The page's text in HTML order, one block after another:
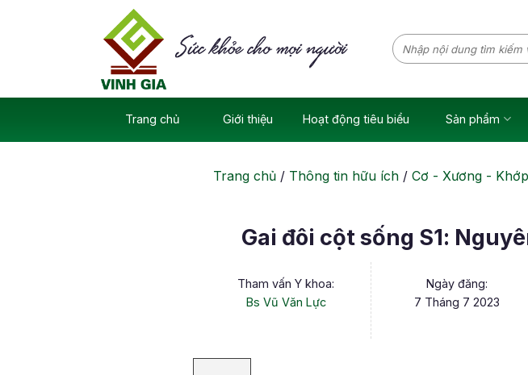
Tìm
kiếm:
Trang chủ Giới thiệu Hoạt động tiêu biểu Sản phẩm
Trang chủ / Thông tin hữu ích / Cơ - Xương - Khớp
Gai đôi cột sống S1:
Tham vấn Y khoa:
Bs Vũ Văn Lực
Ngày đăng:
7 Tháng 7 2023